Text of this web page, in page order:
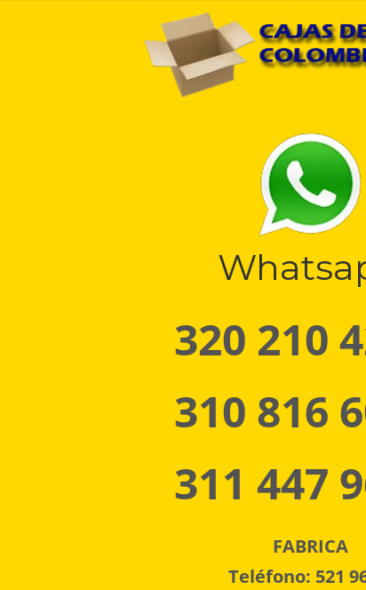
320 210
310 816
311 447
FABRICA
Teléfono: 521